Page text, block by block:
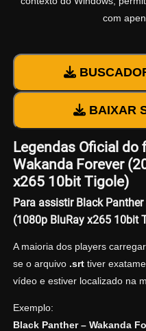
com
BAIXAR
Legendas Oficial do
Wakanda Forever
x265 10bit Tigole)
Para assistir Black
(1080p BluRay x265 10bit
A maioria dos players
se o arquivo .srttiver
vídeo e estiver localizado na
Exemplo:
Black Panther – Wakanda